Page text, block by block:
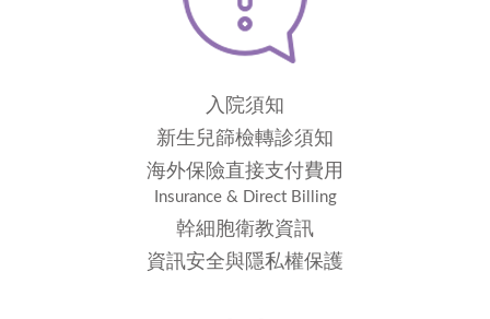
入院須知
新生兒篩檢轉診須知
海外保險直接支付費用
Insurance & Direct Billing
幹細胞衛教資訊
資訊安全與隱私權保護